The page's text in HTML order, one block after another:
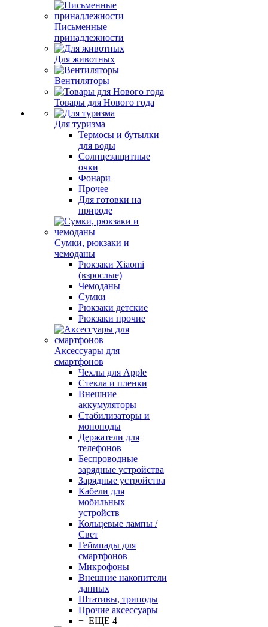
Письменные
принадлежности
Для животных
Вентиляторы
Товары для Нового года
Для туризма
Термосы и бутылки
для воды
Солнцезащитные
очки
Фонари
Прочее
Для готовки на
природе
Сумки, рюкзаки и
чемоданы
Рюкзаки Xiaomi
(взрослые)
Чемоданы
Сумки
Рюкзаки детские
Рюкзаки прочие
Аксессуары для
смартфонов
Чехлы для Apple
Стекла и пленки
Внешние
аккумуляторы
Стабилизаторы и
моноподы
Держатели для
телефонов
Беспроводные
зарядные устройства
Зарядные устройства
Кабели для
мобильных
устройств
Кольцевые лампы /
Свет
Геймпады для
смартфонов
Микрофоны
Внешние накопители
данных
Штативы, триподы
Прочие аксессуары
+ ЕЩЕ 4